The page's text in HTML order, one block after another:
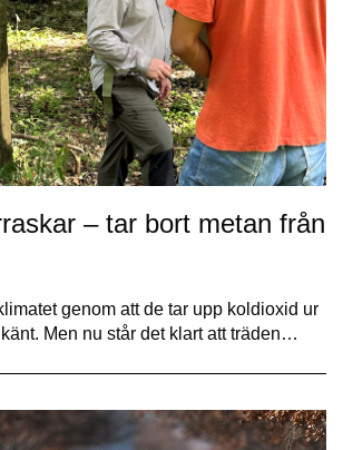
– tar bort metan från
genom att de tar upp koldioxid ur
Men nu står det klart att träden…